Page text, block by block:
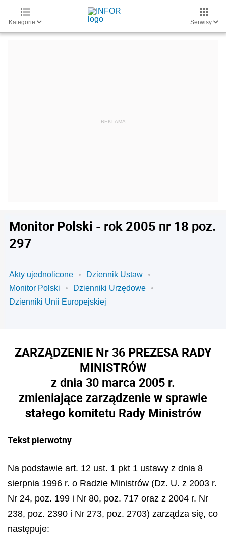
Kategorie Serwisy
Monitor Polski - rok 2005 nr 18 poz.
297
Akty ujednolicone
Dziennik Ustaw
Monitor Polski
Dzienniki Urzędowe
Dzienniki Unii Europejskiej
ZARZĄDZENIE Nr 36 PREZESA RADY
MINISTRÓW
z dnia 30 marca 2005 r.
zmieniające zarządzenie w sprawie
stałego komitetu Rady Ministrów
Tekst pierwotny
Na podstawie art. 12 ust. 1 pkt 1 ustawy z dnia 8
sierpnia 1996 r. o Radzie Ministrów (Dz. U. z 2003 r.
Nr 24, poz. 199 i Nr 80, poz. 717 oraz z 2004 r. Nr
238, poz. 2390 i Nr 273, poz. 2703) zarządza się, co
następuje: